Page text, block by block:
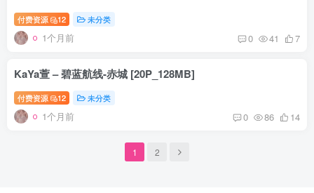
付费资源 12 未分类
1个月前 0 41 7
KaYa萱 – 碧蓝航线-赤城 [20P_128MB]
付费资源 12 未分类
1个月前 0 86 14
1 2